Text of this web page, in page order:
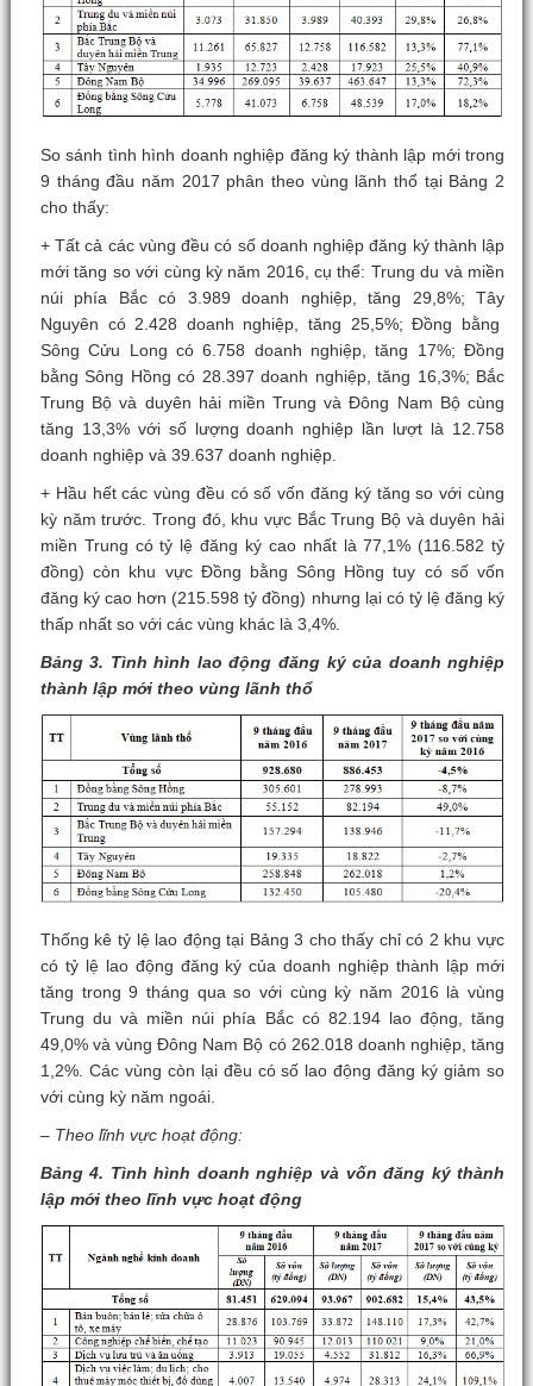
So sánh tình hình doanh nghiệp đăng ký thành lập mới trong
9 tháng đầu năm 2017 phân theo vùng lãnh thổ tại Bảng 2
cho thấy:
+ Tất cả các vùng đều có số doanh nghiệp đăng ký thành lập
mới tăng so với cùng kỳ năm 2016, cụ thể: Trung du và miền
núi phía Bắc có 3.989 doanh nghiệp, tăng 29,8%; Tây
Nguyên có 2.428 doanh nghiệp, tăng 25,5%; Đồng bằng
Sông Cửu Long có 6.758 doanh nghiệp, tăng 17%; Đồng
bằng Sông Hồng có 28.397 doanh nghiệp, tăng 16,3%; Bắc
Trung Bộ và duyên hải miền Trung và Đông Nam Bộ cùng
tăng 13,3% với số lượng doanh nghiệp lần lượt là 12.758
doanh nghiệp và 39.637 doanh nghiệp.
+ Hầu hết các vùng đều có số vốn đăng ký tăng so với cùng
kỳ năm trước. Trong đó, khu vực Bắc Trung Bộ và duyên hải
miền Trung có tỷ lệ đăng ký cao nhất là 77,1% (116.582 tỷ
đồng) còn khu vực Đồng bằng Sông Hồng tuy có số vốn
đăng ký cao hơn (215.598 tỷ đồng) nhưng lại có tỷ lệ đăng ký
thấp nhất so với các vùng khác là 3,4%.
Bảng 3. Tình hình lao động đăng ký của doanh nghiệp
thành lập mới theo vùng lãnh thổ
Thống kê tỷ lệ lao động tại Bảng 3 cho thấy chỉ có 2 khu vực
có tỷ lệ lao động đăng ký của doanh nghiệp thành lập mới
tăng trong 9 tháng qua so với cùng kỳ năm 2016 là vùng
Trung du và miền núi phía Bắc có 82.194 lao động, tăng
49,0% và vùng Đông Nam Bộ có 262.018 doanh nghiệp, tăng
1,2%. Các vùng còn lại đều có số lao động đăng ký giảm so
với cùng kỳ năm ngoái.
– Theo lĩnh vực hoạt động:
Bảng 4. Tình hình doanh nghiệp và vốn đăng ký thành
lập mới theo lĩnh vực hoạt động